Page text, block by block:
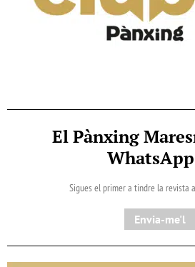
El Pànxing
WhatsApp
Sigues el primer a tindre la revista
Envia-me'l